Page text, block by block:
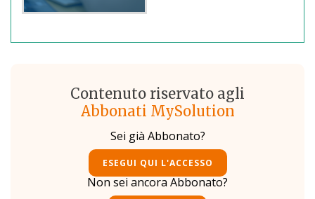
Contenuto riservato agli
Abbonati MySolution
Sei già Abbonato?
ESEGUI QUI L'ACCESSO
Non sei ancora Abbonato?